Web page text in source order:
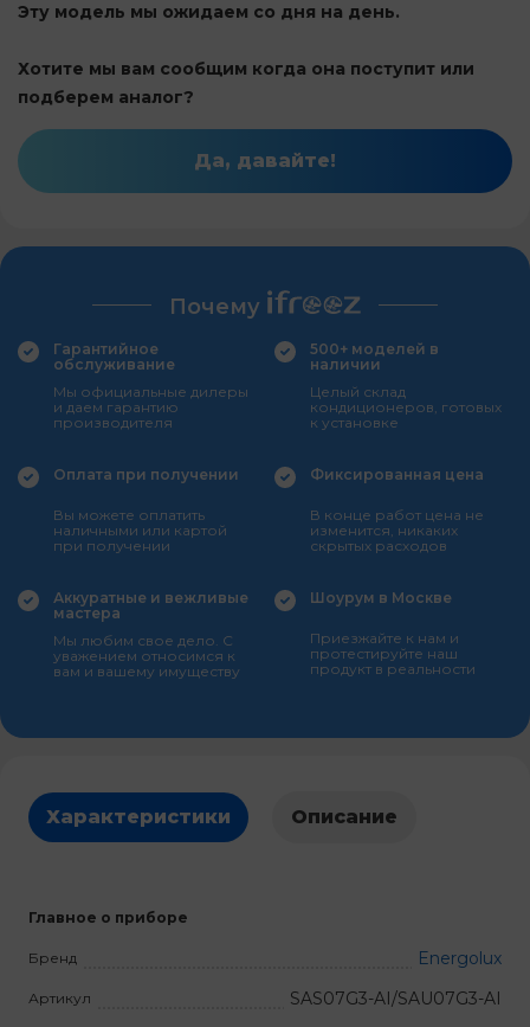
Эту модель мы ожидаем со дня на день.
Хотите мы вам сообщим когда она поступит или
подберем аналог?
Да, давайте!
Почему
Гарантийное
обслуживание
Мы официальные дилеры
и даем гарантию
производителя
500+ моделей в
наличии
Целый склад
кондиционеров, готовых
к установке
Оплата при получении
Вы можете оплатить
наличными или картой
при получении
Фиксированная цена
В конце работ цена не
изменится, никаких
скрытых расходов
Аккуратные и вежливые
мастера
Мы любим свое дело. С
уважением относимся к
вам и вашему имуществу
Шоурум в Москве
Приезжайте к нам и
протестируйте наш
продукт в реальности
Характеристики Описание
Главное о приборе
Бренд Energolux
Артикул SAS07G3-AI/SAU07G3-AI